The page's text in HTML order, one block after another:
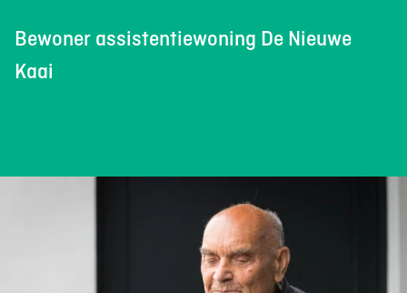
Bewoner assistentiewoning De Nieuwe
Kaai